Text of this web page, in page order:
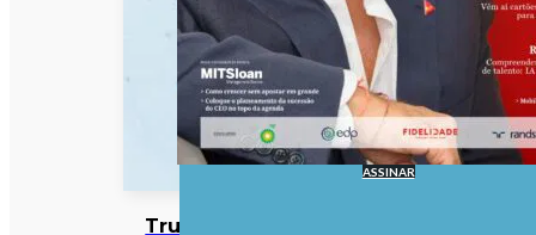
Trump
ASSINAR